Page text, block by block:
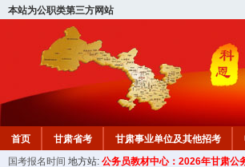
本站为公职类第三方网站
首页 甘肃省考 甘肃事业单位及其他招考
国考报名时间 地方站: 公务员教材中心：2026年甘肃公